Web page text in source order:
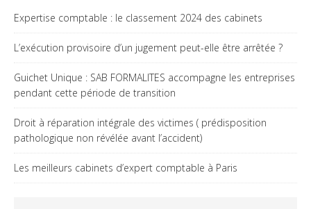
Expertise comptable : le classement 2024 des cabinets
L’exécution provisoire d’un jugement peut-elle être arrêtée ?
Guichet Unique : SAB FORMALITES accompagne les entreprises
pendant cette période de transition
Droit à réparation intégrale des victimes ( prédisposition
pathologique non révélée avant l’accident)
Les meilleurs cabinets d’expert comptable à Paris